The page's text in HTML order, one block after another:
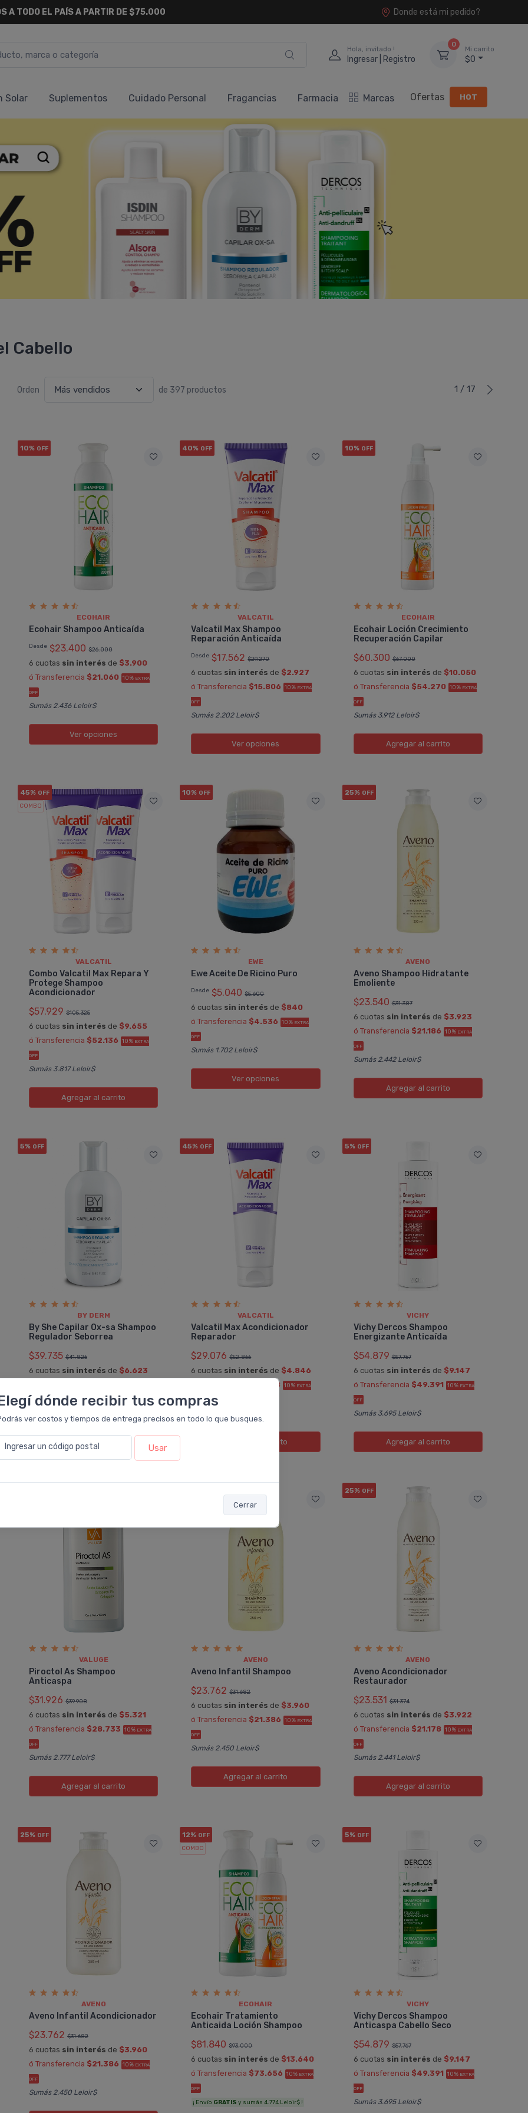
dónde recibir tus compras
ver costos y tiempos de entrega precisos en todo lo que busques.
Ingresar un código postal Usar
Cerrar
Donde está mi pedido?
Hola, invitado !
Ingresar | Registro
0
Mi carrito
$0
Solar Suplementos Cuidado Personal Fragancias Farmacia Marcas Ofertas HOT
Cabello
Orden de 397 productos 1 / 17
10% OFF
ECOHAIR
Ecohair Shampoo Anticaí­da
Desde $23.400 $26.000
6 cuotas sin interés de $3.900
ó Transferencia $21.060 10% EXTRA
OFF
Sumás 2.436 Leloir$
Ver opciones
40% OFF
VALCATIL
Valcatil Max Shampoo
Reparación Anticaí­da
Desde $17.562 $29.270
6 cuotas sin interés de $2.927
ó Transferencia $15.806 10% EXTRA
OFF
Sumás 2.202 Leloir$
Ver opciones
10% OFF
ECOHAIR
Ecohair Loción Crecimiento
Recuperación Capilar
$60.300 $67.000
6 cuotas sin interés de $10.050
ó Transferencia $54.270 10% EXTRA
OFF
Sumás 3.912 Leloir$
Agregaral carrito
45% OFF
COMBO
VALCATIL
Combo Valcatil Max Repara Y
Protege Shampoo
Acondicionador
$57.929 $105.325
6 cuotas sin interés de $9.655
ó Transferencia $52.136 10% EXTRA
OFF
Sumás 3.817 Leloir$
Agregar al carrito
10% OFF
EWE
Ewe Aceite De Ricino Puro
Desde $5.040 $5.600
6 cuotas sin interés de $840
ó Transferencia $4.536 10% EXTRA
OFF
Sumás 1.702 Leloir$
Ver opciones
25% OFF
AVENO
Aveno Shampoo Hidratante
Emoliente
$23.540 $31.387
6 cuotas sin interés de $3.923
ó Transferencia $21.186 10% EXTRA
OFF
Sumás 2.442 Leloir$
Agregaral carrito
5% OFF
BY DERM
By She Capilar Ox-sa Shampoo
Regulador Seborrea
$39.735 $41.826
6 cuotas sin interés de $6.623
OFF
Agregar al carrito
45% OFF
VALCATIL
Valcatil Max Acondicionador
Reparador
$29.076 $52.866
6 cuotas sin interés de $4.846
$26.168 10% EXTRA
OFF
al carrito
5% OFF
VICHY
Vichy Dercos Shampoo
Energizante Anticaí­da
$54.879 $57.767
6 cuotas sin interés de $9.147
ó Transferencia $49.391 10% EXTRA
OFF
Sumás 3.695 Leloir$
Agregaral carrito
VALUGE
Piroctol As Shampoo
Anticaspa
$31.926 $39.908
6 cuotas sin interés de $5.321
ó Transferencia $28.733 10% EXTRA
OFF
Sumás 2.777 Leloir$
Agregar al carrito
AVENO
Aveno Infantil Shampoo
$23.762 $31.682
6 cuotas sin interés de $3.960
ó Transferencia $21.386 10% EXTRA
OFF
Sumás 2.450 Leloir$
Agregar al carrito
25% OFF
AVENO
Aveno Acondicionador
Restaurador
$23.531 $31.374
6 cuotas sin interés de $3.922
ó Transferencia $21.178 10% EXTRA
OFF
Sumás 2.441 Leloir$
Agregaral carrito
25% OFF
AVENO
Aveno Infantil Acondicionador
$23.762 $31.682
6 cuotas sin interés de $3.960
ó Transferencia $21.386 10% EXTRA
OFF
Sumás 2.450 Leloir$
12% OFF
COMBO
ECOHAIR
Ecohair Tratamiento
Anticaida Loción Shampoo
$81.840 $93.000
6 cuotas sin interés de $13.640
ó Transferencia $73.656 10% EXTRA
OFF
¡ Envío GRATIS y sumás 4.774 Leloir$ !
5% OFF
VICHY
Vichy Dercos Shampoo
Anticaspa Cabello Seco
$54.879 $57.767
6 cuotas sin interés de $9.147
ó Transferencia $49.391 10% EXTRA
OFF
Sumás 3.695 Leloir$